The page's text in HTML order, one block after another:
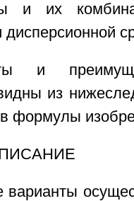
и их
и
из
формулы
варианты